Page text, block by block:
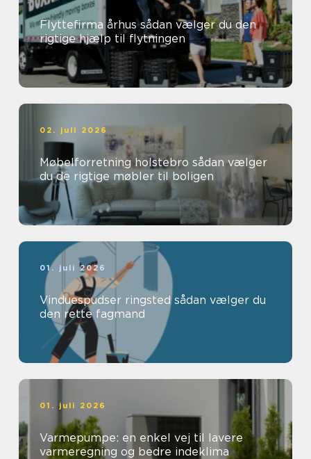
Flyttefirma århus sådan vælger du den
rigtige hjælp til flytningen
02. juli 2026
Møbelforretning holstebro sådan vælger
du de rigtige møbler til boligen
01. juli 2026
Vinduespudser ringsted sådan vælger du
den rette fagmand
01. juli 2026
Varmepumpe: en enkel vej til lavere
varmeregning og bedre indeklima